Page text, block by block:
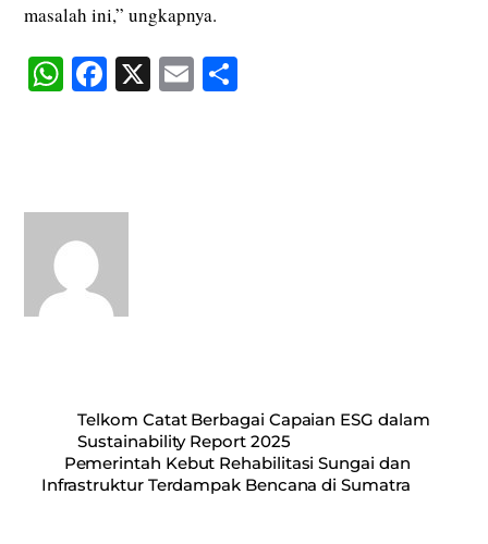
masalah ini,” ungkapnya.
W
pp
Fa X E
Telkom Catat Berbagai Capaian ESG dalam
Sustainability Report 2025
Pemerintah Kebut Rehabilitasi Sungai dan
Infrastruktur Terdampak Bencana di Sumatra